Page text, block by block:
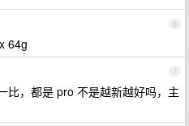
6
64g
7
比，都是 pro 不是越新越好吗，主